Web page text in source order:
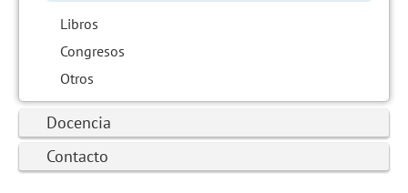
Libros
Congresos
Otros
Docencia
Contacto